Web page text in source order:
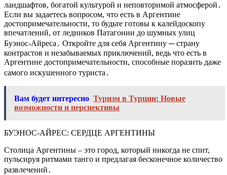
ландшафтов, богатой культурой и неповторимой атмосферой․
Если вы задаетесь вопросом, что есть в Аргентине
достопримечательности, то будьте готовы к калейдоскопу
впечатлений, от ледников Патагонии до шумных улиц
Буэнос-Айреса․ Откройте для себя Аргентину ─ страну
контрастов и незабываемых приключений, ведь что есть в
Аргентине достопримечательности, способные поразить даже
самого искушенного туриста․
Вам будет интересно Туризм в Турции: Новые
возможности и перспективы
БУЭНОС-АЙРЕС: СЕРДЦЕ АРГЕНТИНЫ
Столица Аргентины – это город, который никогда не спит,
пульсируя ритмами танго и предлагая бесконечное количество
развлечений․